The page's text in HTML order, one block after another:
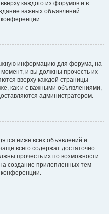
каждого из форумов и в
важных объявлений
информацию для форума, на
и вы должны прочесть их
вверху каждой страницы
как и с важными объявлениями,
администратором.
ниже всех объявлений и
всего содержат достаточно
прочесть их по возможности.
создание прилепленных тем